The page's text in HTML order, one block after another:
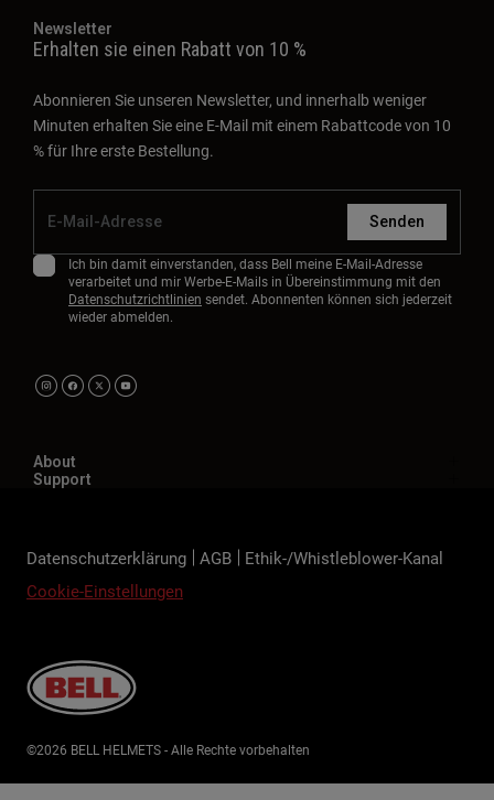
Newsletter
Erhalten sie einen Rabatt von 10 %
Abonnieren Sie unseren Newsletter, und innerhalb weniger
Minuten erhalten Sie eine E-Mail mit einem Rabattcode von 10
% für Ihre erste Bestellung.
Senden
Ich bin damit einverstanden, dass Bell meine E-Mail-Adresse
verarbeitet und mir Werbe-E-Mails in Übereinstimmung mit den
Datenschutzrichtlinien sendet. Abonnenten können sich jederzeit
wieder abmelden.
About
Support
Datenschutzerklärung AGB
Ethik-/Whistleblower-Kanal
Cookie-Einstellungen
©2026 BELL HELMETS - Alle Rechte vorbehalten